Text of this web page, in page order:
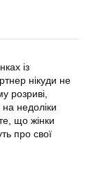
із
нікуди не
розриві,
недоліки
що жінки
про свої